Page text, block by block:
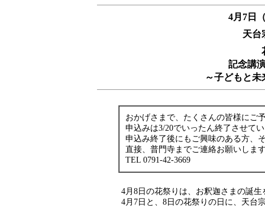
4月7日
天
記念講
～子どもと
おかげさまで、たくさんの皆様にご
申込みは3/20でいったん終了させて
申込み終了後にもご興味のある方、
直接、普門寺までご連絡お願いしま
TEL 0791-42-3669
4月8日の花祭りは、お釈迦さまの誕
4月7日と、8日の花祭りの日に、天台